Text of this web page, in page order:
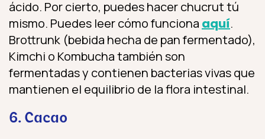
ácido. Por cierto, puedes hacer chucrut tú
mismo. Puedes leer cómo funciona aquí.
Brottrunk (bebida hecha de pan fermentado),
Kimchi o Kombucha también son
fermentadas y contienen bacterias vivas que
mantienen el equilibrio de la flora intestinal.
6. Cacao